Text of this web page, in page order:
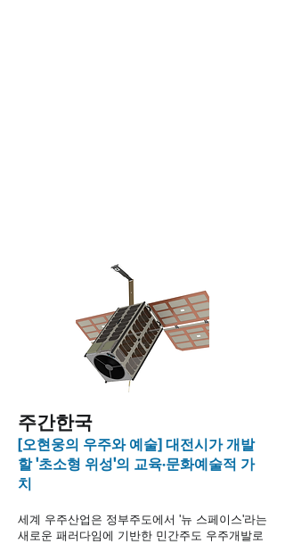
주간한국
[오현웅의 우주와 예술] 대전시가 개발
할 '초소형 위성'의 교육·문화예술적 가
치
세계 우주산업은 정부주도에서 '뉴 스페이스'라는
새로운 패러다임에 기반한 민간주도 우주개발로